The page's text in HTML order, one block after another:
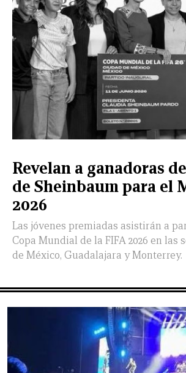
CERRAR
X
LEÓN
DE
VIDA
Revelan a ganadoras
de Sheinbaum para el
2026
Las jóvenes premiadas asistirán a
Copa Mundial de la FIFA 2026 en las
de México, Guadalajara y Monterrey.